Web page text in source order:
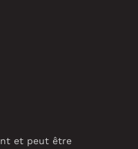
et peut être